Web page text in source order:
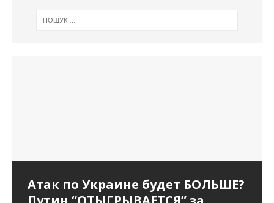
Атак по Украине будет БОЛЬШЕ?